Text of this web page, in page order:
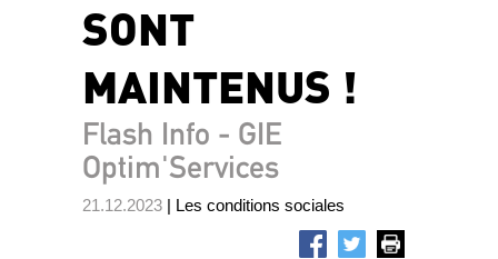
SONT
MAINTENUS !
Flash Info - GIE
Optim'Services
21.12.2023 | Les conditions sociales